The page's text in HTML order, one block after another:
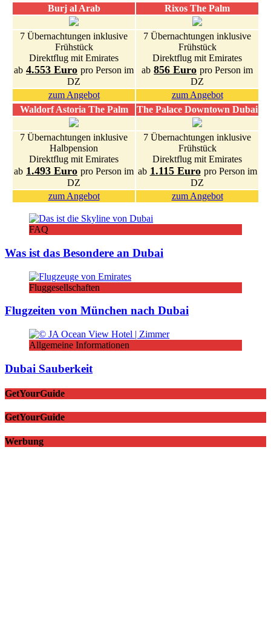
Burj al Arab
Rixos The Palm
7 Übernachtungen inklusive
Frühstück
Direktflug mit Emirates
ab 4.553 Euro pro Person im
DZ
7 Übernachtungen inklusive
Frühstück
Direktflug mit Emirates
ab 856 Euro pro Person im
DZ
zum Angebot
zum Angebot
Waldorf Astoria The Palm
The Palace Downtown Dubai
7 Übernachtungen inklusive
Halbpension
Direktflug mit Emirates
ab 1.493 Euro pro Person im
DZ
7 Übernachtungen inklusive
Frühstück
Direktflug mit Emirates
ab 1.115 Euro pro Person im
DZ
zum Angebot
zum Angebot
FAQ
Was ist das Besondere an Dubai
Fluggesellschaften
Flugzeiten von München nach Dubai
Allgemeine Informationen
Dubai Sauberkeit
GetYourGuide
GetYourGuide
Werbung